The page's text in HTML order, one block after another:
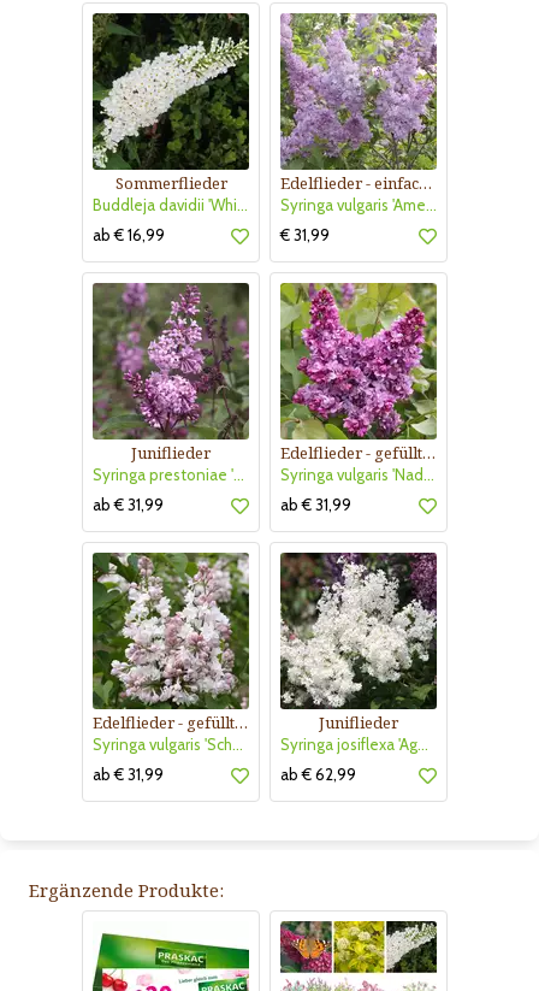
Sommerflieder
Buddleja davidii 'White Profusion'
ab € 16,99
Edelflieder - einfachblühend
Syringa vulgaris 'Amethyst'
€ 31,99
Juniflieder
Syringa prestoniae 'Nocturne'
ab € 31,99
Edelflieder - gefülltblühend
Syringa vulgaris 'Nadeshda'
ab € 31,99
Edelflieder - gefülltblühend
Syringa vulgaris 'Schöne von Moskau'
ab € 31,99
Juniflieder
Syringa josiflexa 'Agnes Smith'
ab € 62,99
Ergänzende Produkte: